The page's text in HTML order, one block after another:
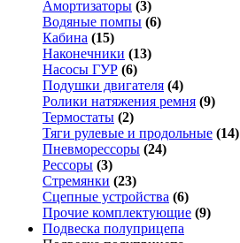
Амортизаторы (3)
Водяные помпы (6)
Кабина (15)
Наконечники (13)
Насосы ГУР (6)
Подушки двигателя (4)
Ролики натяжения ремня (9)
Термостаты (2)
Тяги рулевые и продольные (14)
Пневморессоры (24)
Рессоры (3)
Стремянки (23)
Сцепные устройства (6)
Прочие комплектующие (9)
Подвеска полуприцепа